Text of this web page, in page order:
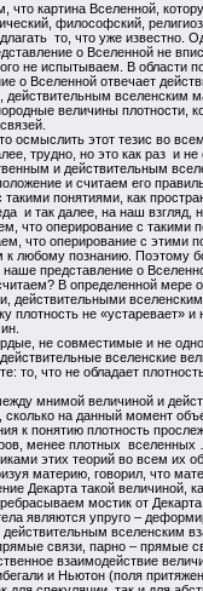
картина Вселенной,
философский,
то, что уже известно.
о Вселенной не
не испытываем. В области
о Вселенной отвечает
вселенским
величины плотности,
осмыслить этот тезис во
трудно, но это как раз и
и действительным
и считаем его
такими понятиями, как
и так далее, на наш взгляд,
что оперирование с такими
что оперирование с этими
к любому познанию. Поэтому
представление о
В определенной мере
действительными
плотность не
не совместимые и не
вселенские
то, что не обладает
мнимой величиной и
сколько на данный момент
к понятию плотность
менее плотных вселенных
этих теорий во всем их
материю, говорил, что
Декарта такой величиной,
мостик от
являются упруго –
вселенским
связи, парно – прямые
взаимодействие
и Ньютон (поля